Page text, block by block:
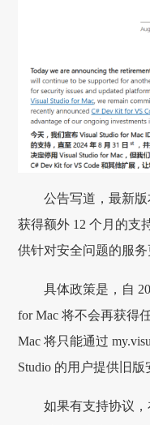
公告写道，最新版
获得额外 12 个月的支
供针对安全问题的服务
具体政策是，自
for Mac 将不会再获得
Mac 将只能通过
Studio 的用户提供旧
如果有支持协议，